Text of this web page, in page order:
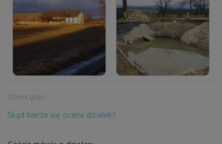
Ocena gości
Skąd bierze się ocena działek?